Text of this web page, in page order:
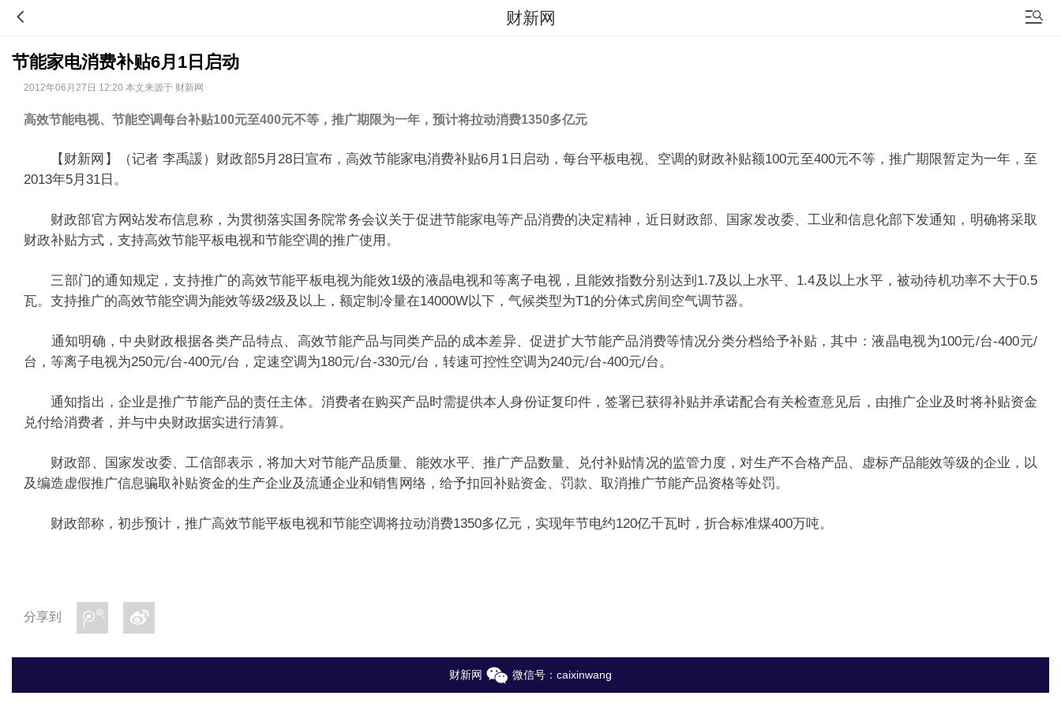
财新网
节能家电消费补贴6月1日启动
2012年06月27日 12:20 本文来源于 财新网
高效节能电视、节能空调每台补贴100元至400元不等，推广期限为一年，预计将拉动消费1350多亿元
【财新网】（记者 李禹諼）财政部5月28日宣布，高效节能家电消费补贴6月1日启动，每台平板电视、空调的财政补贴额100元至400元不等，推广期限暂定为一年，至
2013年5月31日。
财政部官方网站发布信息称，为贯彻落实国务院常务会议关于促进节能家电等产品消费的决定精神，近日财政部、国家发改委、工业和信息化部下发通知，明确将采取
财政补贴方式，支持高效节能平板电视和节能空调的推广使用。
三部门的通知规定，支持推广的高效节能平板电视为能效1级的液晶电视和等离子电视，且能效指数分别达到1.7及以上水平、1.4及以上水平，被动待机功率不大于0.5
瓦。支持推广的高效节能空调为能效等级2级及以上，额定制冷量在14000W以下，气候类型为T1的分体式房间空气调节器。
通知明确，中央财政根据各类产品特点、高效节能产品与同类产品的成本差异、促进扩大节能产品消费等情况分类分档给予补贴，其中：液晶电视为100元/台-400元/
台，等离子电视为250元/台-400元/台，定速空调为180元/台-330元/台，转速可控性空调为240元/台-400元/台。
通知指出，企业是推广节能产品的责任主体。消费者在购买产品时需提供本人身份证复印件，签署已获得补贴并承诺配合有关检查意见后，由推广企业及时将补贴资金
兑付给消费者，并与中央财政据实进行清算。
财政部、国家发改委、工信部表示，将加大对节能产品质量、能效水平、推广产品数量、兑付补贴情况的监管力度，对生产不合格产品、虚标产品能效等级的企业，以
及编造虚假推广信息骗取补贴资金的生产企业及流通企业和销售网络，给予扣回补贴资金、罚款、取消推广节能产品资格等处罚。
财政部称，初步预计，推广高效节能平板电视和节能空调将拉动消费1350多亿元，实现年节电约120亿千瓦时，折合标准煤400万吨。
分享到
财新网 微信号：caixinwang